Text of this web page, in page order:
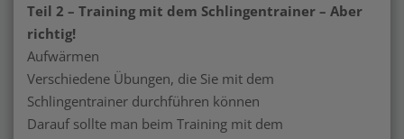
Teil 2 – Training mit dem Schlingentrainer – Aber
richtig!
Aufwärmen
Verschiedene Übungen, die Sie mit dem
Schlingentrainer durchführen können
Darauf sollte man beim Training mit dem